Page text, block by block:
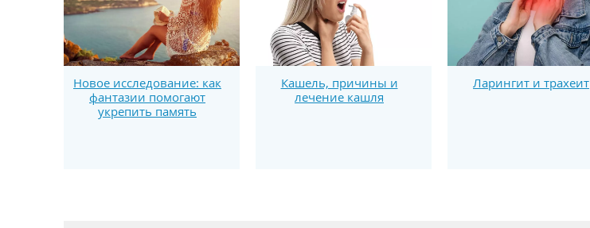
Новое исследование: как
фантазии помогают
укрепить память
Кашель, причины и
лечение кашля
Ларингит и трахеит